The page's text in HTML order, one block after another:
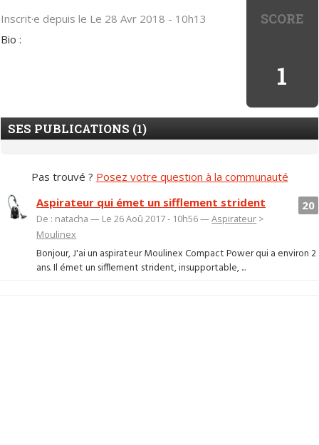
SCORE
1
Inscrit·e depuis le Le 28 Avr 2018 - 10h13
Bio :
SES PUBLICATIONS (1)
Pas trouvé ? Posez votre question à la communauté
20
Aspirateur qui émet un sifflement strident
De : natacha — Le 26 Aoû 2017 - 10h56 —Aspirateur >
Moulinex
Bonjour, J'ai un aspirateur Moulinex Compact Power qui a environ 2
ans. Il émet un sifflement strident, insupportable, ...